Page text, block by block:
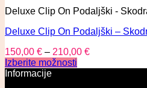
Deluxe Clip On Podaljški -
Deluxe Clip On Podaljški –
150,00 € – 210,00 €
Izberite možnosti
Informacije